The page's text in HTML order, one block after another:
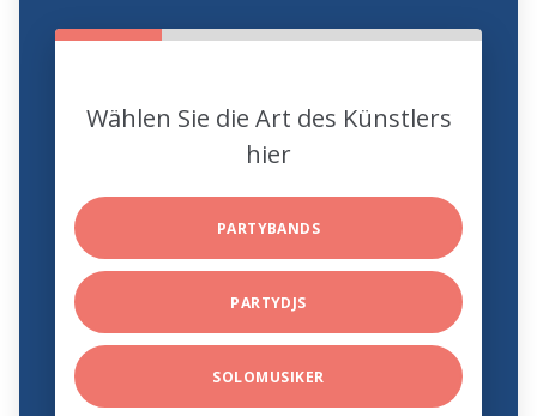
Wählen Sie die Art des Künstlers
hier
PARTYBANDS
PARTYDJS
SOLOMUSIKER